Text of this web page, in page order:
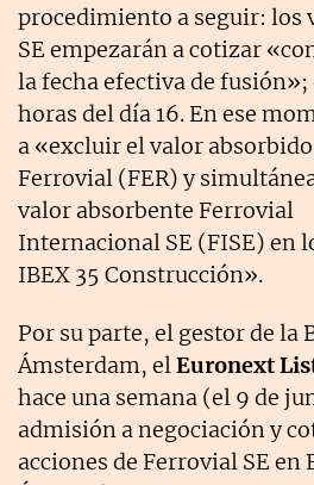
procedimiento a seguir: los
SE empezarán a cotizar
la fecha efectiva de fusión»;
horas del día 16. En ese
a «excluir el valor absorbido
Ferrovial (FER) y
valor absorbente Ferrovial
Internacional SE (FISE) en
IBEX 35 Construcción».
Por su parte, el gestor de la
Ámsterdam, elEuronext
hace una semana (el 9 de
admisión a negociación y
acciones de Ferrovial SE en